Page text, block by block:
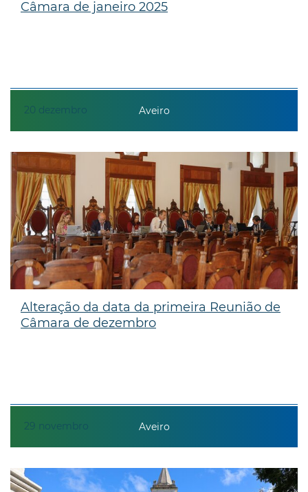
20 dezembro
Câmara de janeiro 2025
Aveiro
29 novembro
Alteração da data da primeira Reunião de
Câmara de dezembro
Aveiro